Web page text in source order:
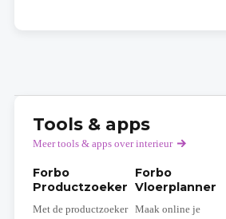
Tools & apps
Meer tools & apps over interieur
Forbo
Productzoeker
Met de productzoeker
Forbo
Vloerplanner
Maak online je